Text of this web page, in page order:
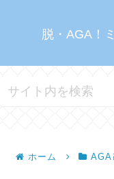
脱・AGA！
ホーム AGA